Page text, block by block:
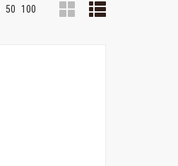
50 100